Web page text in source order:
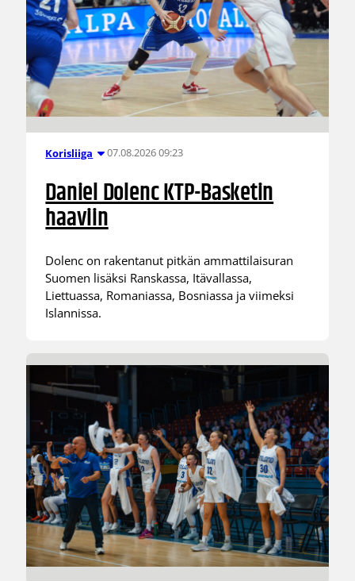
Korisliiga 07.08.2026 09:23
Daniel Dolenc KTP-Basketin
haaviin
Dolenc on rakentanut pitkän ammattilaisuran
Suomen lisäksi Ranskassa, Itävallassa,
Liettuassa, Romaniassa, Bosniassa ja viimeksi
Islannissa.